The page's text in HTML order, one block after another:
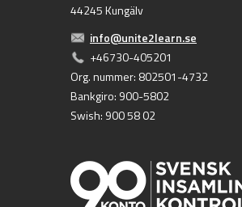
44245 Kungälv
info@unite2learn.se
+46730-405201
Org. nummer: 802501-4732
Bankgiro: 900-5802
Swish: 900 58 02